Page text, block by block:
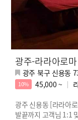
광주-라라아로마
광주 북구 신용동
10% 45,000 ~
광주 신용동 [라라아
발끝까지 고객님 1:1